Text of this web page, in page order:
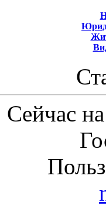
Сейчас